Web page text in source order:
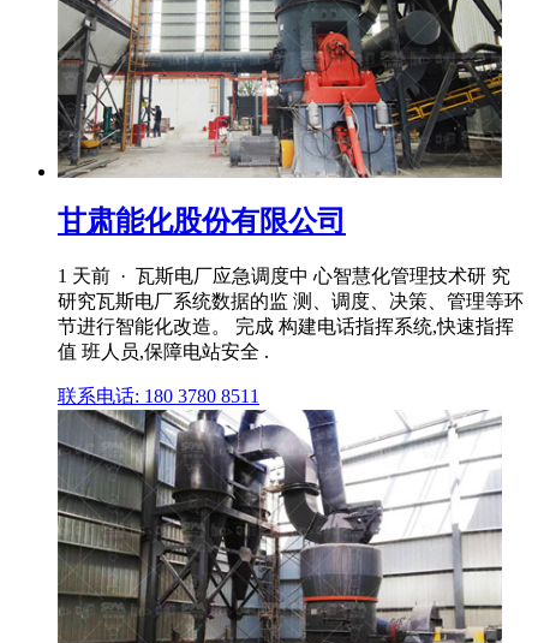
甘肃能化股份有限公司
1 天前 · 瓦斯电厂应急调度中 心智慧化管理技术研 究
研究瓦斯电厂系统数据的监 测、调度、决策、管理等环
节进行智能化改造。 完成 构建电话指挥系统,快速指挥
值 班人员,保障电站安全 .
联系电话: 180 3780 8511